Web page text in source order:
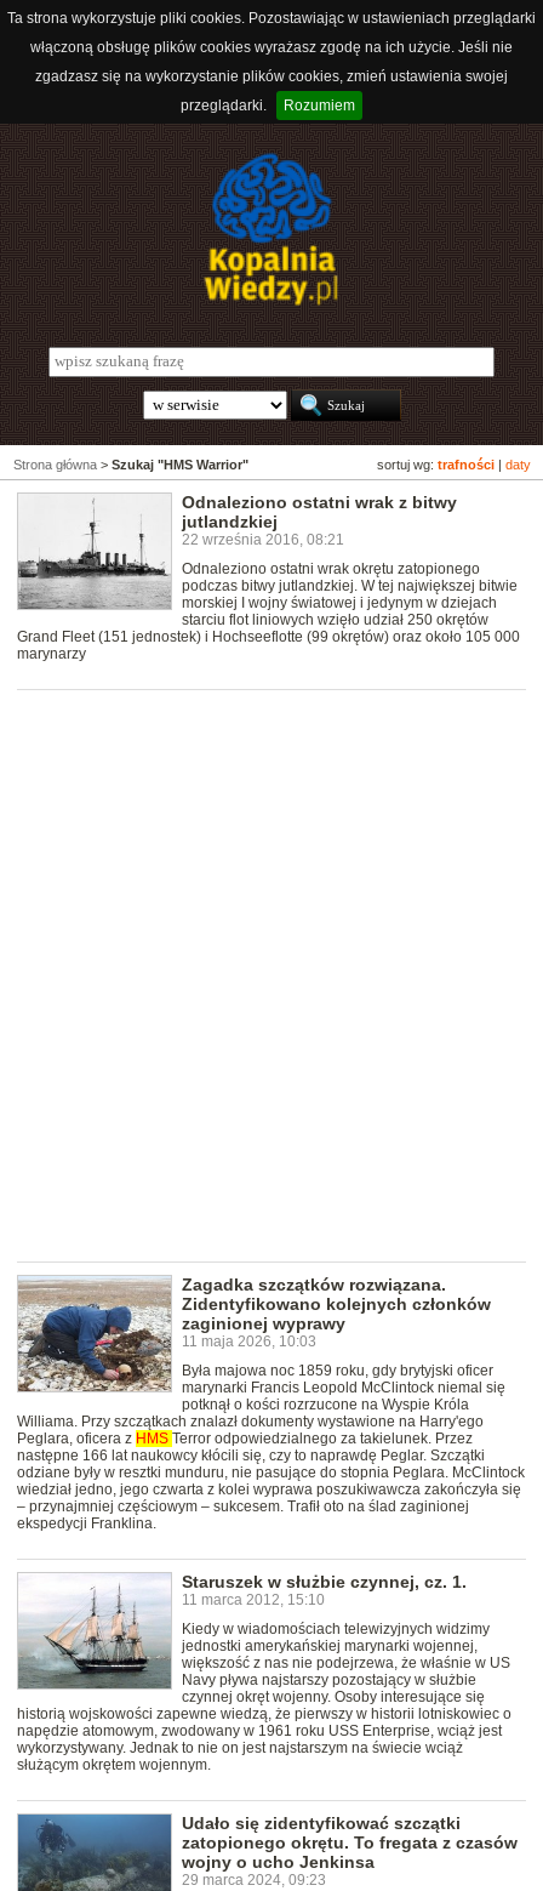
Ta strona wykorzystuje pliki cookies. Pozostawiając w ustawieniach przeglądarki
włączoną obsługę plików cookies wyrażasz zgodę na ich użycie. Jeśli nie
zgadzasz się na wykorzystanie plików cookies, zmień ustawienia swojej
przeglądarki.
Rozumiem
sortuj wg: trafności daty
Strona główna > Szukaj "HMS Warrior"
Odnaleziono ostatni wrak z bitwy
jutlandzkiej
22 września 2016, 08:21
Odnaleziono ostatni wrak okrętu zatopionego
podczas bitwy jutlandzkiej. W tej największej bitwie
morskiej I wojny światowej i jedynym w dziejach
starciu flot liniowych wzięło udział 250 okrętów
Grand Fleet (151 jednostek) i Hochseeflotte (99 okrętów) oraz około 105 000
marynarzy
Zagadka szczątków rozwiązana.
Zidentyfikowano kolejnych członków
zaginionej wyprawy
11 maja 2026, 10:03
Była majowa noc 1859 roku, gdy brytyjski oficer
marynarki Francis Leopold McClintock niemal się
potknął o kości rozrzucone na Wyspie Króla
Williama. Przy szczątkach znalazł dokumenty wystawione na Harry'ego
Peglara, oficera z HMS Terror odpowiedzialnego za takielunek. Przez
następne 166 lat naukowcy kłócili się, czy to naprawdę Peglar. Szczątki
odziane były w resztki munduru, nie pasujące do stopnia Peglara. McClintock
wiedział jedno, jego czwarta z kolei wyprawa poszukiwawcza zakończyła się
– przynajmniej częściowym – sukcesem. Trafił oto na ślad zaginionej
ekspedycji Franklina.
Staruszek w służbie czynnej, cz. 1.
11 marca 2012, 15:10
Kiedy w wiadomościach telewizyjnych widzimy
jednostki amerykańskiej marynarki wojennej,
większość z nas nie podejrzewa, że właśnie w US
Navy pływa najstarszy pozostający w służbie
czynnej okręt wojenny. Osoby interesujące się
historią wojskowości zapewne wiedzą, że pierwszy w historii lotniskowiec o
napędzie atomowym, zwodowany w 1961 roku USS Enterprise, wciąż jest
wykorzystywany. Jednak to nie on jest najstarszym na świecie wciąż
służącym okrętem wojennym.
Udało się zidentyfikować szczątki
zatopionego okrętu. To fregata z czasów
wojny o ucho Jenkinsa
29 marca 2024, 09:23